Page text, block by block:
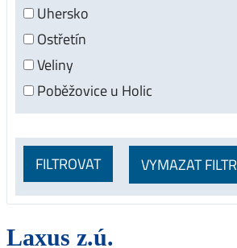
Uhersko
Ostřetín
Veliny
Poběžovice u Holic
FILTROVAT VYMAZAT FILTR
Laxus z.ú.